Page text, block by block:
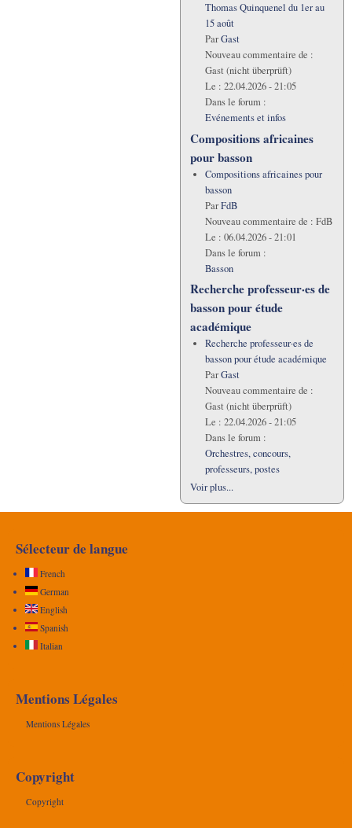
Thomas Quinquenel du 1er au
15 août
ParGast
Nouveau commentaire de :
Gast (nicht überprüft)
Le : 22.04.2026 - 21:05
Dans le forum :
Evénements et infos
Compositions africaines
pour basson
Compositions africaines pour
basson
ParFdB
Nouveau commentaire de : FdB
Le : 06.04.2026 - 21:01
Dans le forum :
Basson
Recherche professeur·es de
basson pour étude
académique
Recherche professeur·es de
basson pour étude académique
ParGast
Nouveau commentaire de :
Gast (nicht überprüft)
Le : 22.04.2026 - 21:05
Dans le forum :
Orchestres, concours,
professeurs, postes
Voir plus...
Sélecteur de langue
French
German
English
Spanish
Italian
Mentions Légales
Mentions Légales
Copyright
Copyright